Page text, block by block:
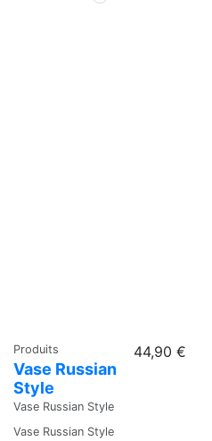
Produits
Vase Russian
Style
Vase Russian Style
44,90 €
Vase Russian Style